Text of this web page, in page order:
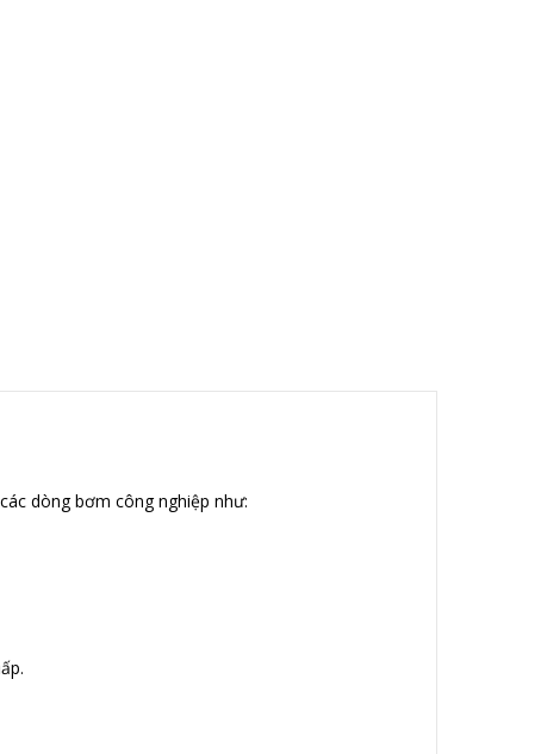
dòng bơm công nghiệp như: